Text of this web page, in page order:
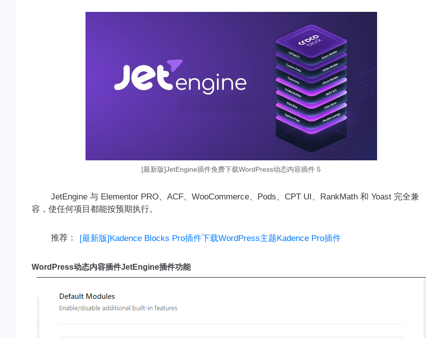
[最新版]JetEngine插件免费下载WordPress动态内容插件 5
JetEngine 与 Elementor PRO、ACF、WooCommerce、Pods、CPT UI、RankMath 和 Yoast 完全兼
容，使任何项目都能按预期执行。
推荐： [最新版]Kadence Blocks Pro插件下载WordPress主题Kadence Pro插件
WordPress动态内容插件JetEngine插件功能